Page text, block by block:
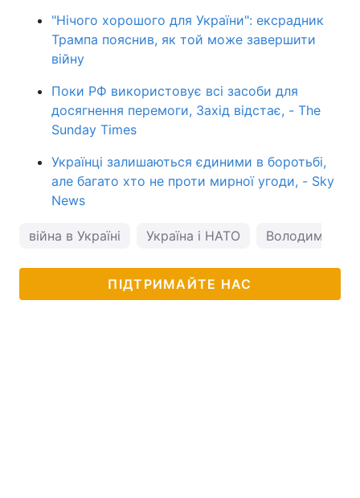
"Нічого хорошого для України": ексрадник
Трампа пояснив, як той може завершити
війну
Поки РФ використовує всі засоби для
досягнення перемоги, Захід відстає, - The
Sunday Times
Українці залишаються єдиними в боротьбі,
але багато хто не проти мирної угоди, - Sky
News
війна в Україні Україна і НАТО Володимир
ПІДТРИМАЙТЕ НАС